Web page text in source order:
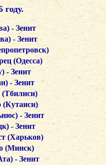
году.
- Зенит
- Зенит
(Одесса)
- Зенит
- Зенит
(Кутаиси)
- Зенит
- Зенит
(Харьков)
(Минск)
- Зенит